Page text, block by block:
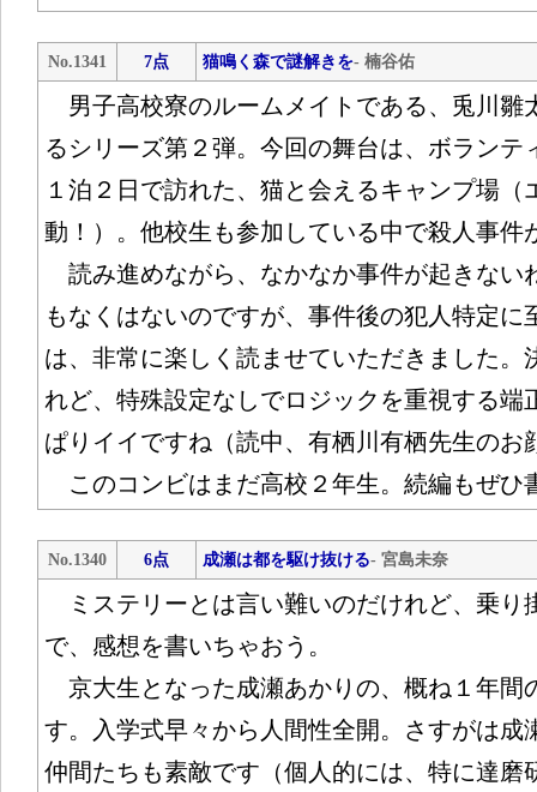
No.1341 7点 猫鳴く森で謎解きを- 楠谷佑
男子高校寮のルームメイトである、兎川雛
るシリーズ第２弾。今回の舞台は、ボランテ
１泊２日で訪れた、猫と会えるキャンプ場（
動！）。他校生も参加している中で殺人事件
読み進めながら、なかなか事件が起きない
もなくはないのですが、事件後の犯人特定に
は、非常に楽しく読ませていただきました。
れど、特殊設定なしでロジックを重視する端
ぱりイイですね（読中、有栖川有栖先生のお
このコンビはまだ高校２年生。続編もぜひ
No.1340 6点 成瀬は都を駆け抜ける- 宮島未奈
ミステリーとは言い難いのだけれど、乗り
で、感想を書いちゃおう。
京大生となった成瀬あかりの、概ね１年間
す。入学式早々から人間性全開。さすがは成
仲間たちも素敵です（個人的には、特に達磨